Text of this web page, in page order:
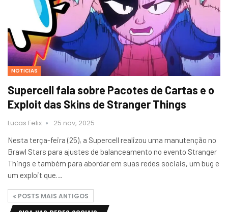
NOTICIAS
Supercell fala sobre Pacotes de Cartas e o
Exploit das Skins de Stranger Things
Lucas Felix 25 nov, 2025
Nesta terça-feira (25), a Supercell realizou uma manutenção no
Brawl Stars para ajustes de balanceamento no evento Stranger
Things e também para abordar em suas redes sociais, um bug e
um exploit que…
POSTS MAIS ANTIGOS